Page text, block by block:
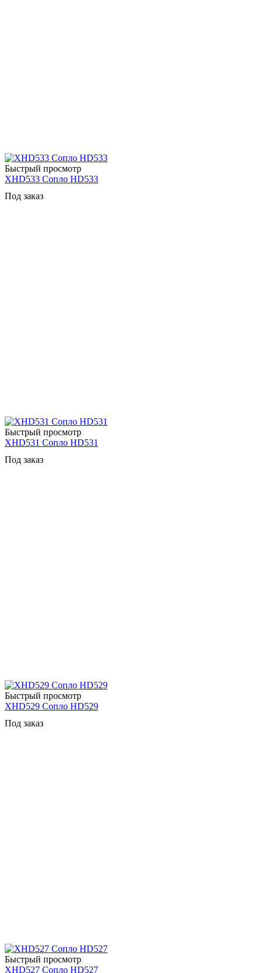
Быстрый просмотр
XHD533 Сопло HD533
Под заказ
Быстрый просмотр
XHD531 Сопло HD531
Под заказ
Быстрый просмотр
XHD529 Сопло HD529
Под заказ
Быстрый просмотр
XHD527 Сопло HD527